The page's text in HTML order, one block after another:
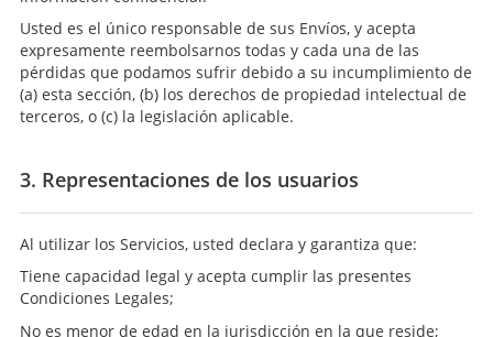
Usted es el único responsable de sus Envíos, y acepta
expresamente reembolsarnos todas y cada una de las
pérdidas que podamos sufrir debido a su incumplimiento de
(a) esta sección, (b) los derechos de propiedad intelectual de
terceros, o (c) la legislación aplicable.
3. Representaciones de los usuarios
Al utilizar los Servicios, usted declara y garantiza que:
Tiene capacidad legal y acepta cumplir las presentes
Condiciones Legales;
No es menor de edad en la jurisdicción en la que reside;